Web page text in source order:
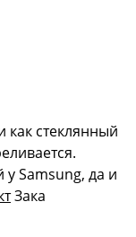
как стеклянный
Samsung, да и
Зака